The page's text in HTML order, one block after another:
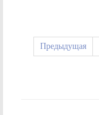
Предыдущая